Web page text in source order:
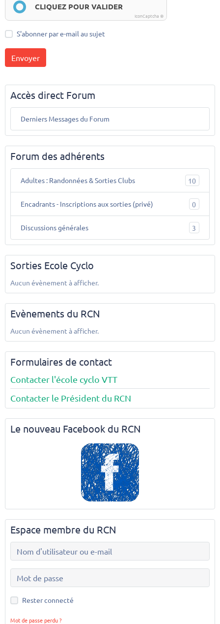
CLIQUEZ POUR VALIDER
IconCaptcha ©
S'abonner par e-mail au sujet
Envoyer
Accès direct Forum
Derniers Messages du Forum
Forum des adhérents
Adultes : Randonnées & Sorties Clubs 10
Encadrants - Inscriptions aux sorties (privé) 0
Discussions générales 3
Sorties Ecole Cyclo
Aucun évènement à afficher.
Evènements du RCN
Aucun évènement à afficher.
Formulaires de contact
Contacter l'école cyclo VTT
Contacter le Président du RCN
Le nouveau Facebook du RCN
Espace membre du RCN
Rester connecté
Mot de passe perdu ?